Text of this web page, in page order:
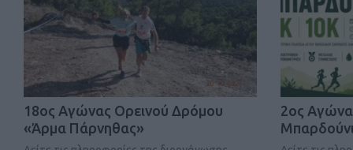
18ος Αγώνας Ορεινού Δρόμου
«Άρμα Πάρνηθας»
2ος